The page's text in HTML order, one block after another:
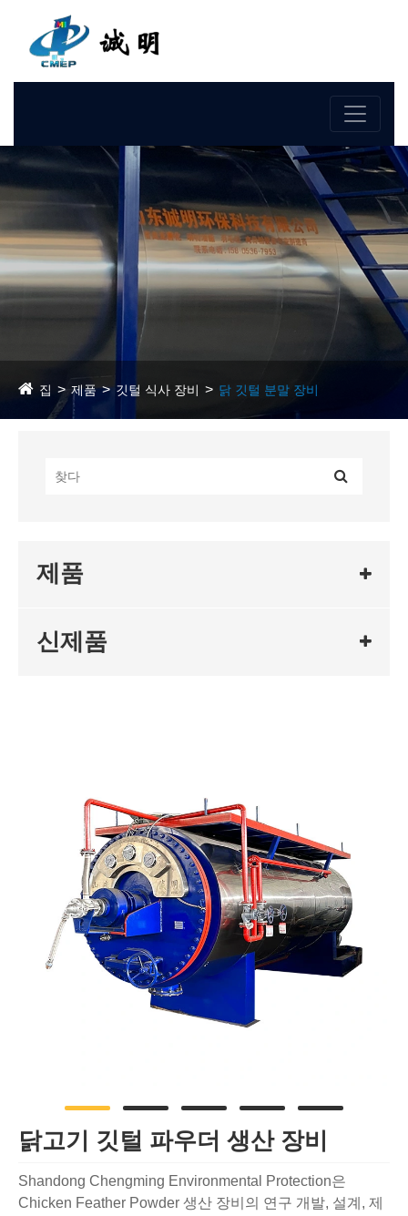
집 제품 깃털 식사 장비 닭 깃털 분말 장비
제품
신제품
닭고기 깃털 파우더 생산 장비
Shandong Chengming Environmental Protection은
Chicken Feather Powder 생산 장비의 연구 개발, 설계, 제